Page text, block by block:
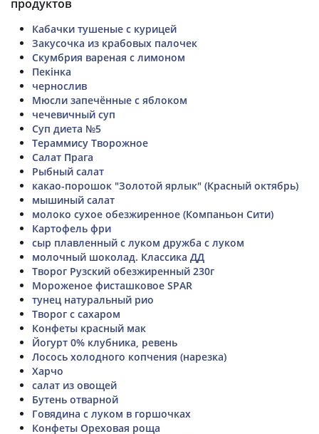
продуктов
Кабачки тушеные с курицей
Закусочка из крабовых палочек
Скумбрия вареная с лимоном
Пекінка
чернослив
Мюсли запечённые с яблоком
чечевичный суп
Суп диета №5
Тераммису Творожное
Салат Прага
Рыбный салат
какао-порошок "Золотой ярлык" (Красный октябрь)
мышиный салат
молоко сухое обезжиренное (Компаньон Сити)
Картофель фри
сыр плавленный с луком дружба с луком
молочный шоколад. Классика ДД
Творог Рузский обезжиренный 230г
Мороженое фисташковое SPAR
тунец натуральный рио
Творог с сахаром
Конфеты красный мак
Йогурт 0% клубника, ревень
Лосось холодного копчения (нарезка)
Харчо
салат из овощей
Бутень отварной
Говядина с луком в горшочках
Конфеты Ореховая роща